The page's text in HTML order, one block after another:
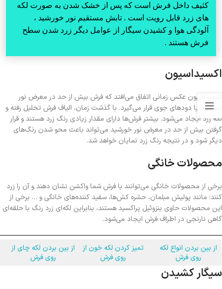
کثیف داخل فرش است که پس از خشک شدن به صورت لکه
های زرد قابل رویت است . تابش مستقیم نور خورشید ،
آلودگی هوا و کشیدن سیگار از عوامل دیگر زرد شدن سطح
فرش هستند .
اکسیداسیون
اکسیداسیون عکس زمانی اتفاق می‌افتد که فرش بیش از حد در معرض نور
خورشید یا دودهای جوی قرار می‌گیرد. با گذشت زمان، الیاف فرش تحلیل رفته و
لکه زرد ایجاد می‌شود. بیشتر فرش‌ها دارای مقدار زیادی رنگ زرد هستند و قرار
گرفتن بیش از حد در معرض نور خورشید می‌تواند باعث محو شدن رنگ‌های
دیگر شود و در نتیجه رنگ زرد نمایان خواهد شد.
محصولات خانگی
برخی از محصولات خانگی می‌توانند با فرش شما واکشن نشان دهند و آن را زرد
کنند؛ مانند پولیش مبلمان، حشره کش‌ها، سفید کننده‌های خانگی و … برخی از
این محصولات حاوی بنزوئیل پراکسید هستند، بنابراین لکه‌ای زرد رنگ با حلقه‌ای
گاهی نارنجی در اطراف فرش ایجاد می‌شود.
از بین بردن انواع لکه
روی فرش
تمیز کردن لکه خون از
روی فرش
از بین بردن لکه چای از
روی فرش
سیگار کشیدن